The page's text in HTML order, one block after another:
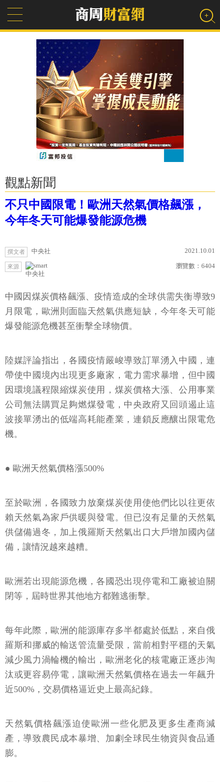
觀點新聞
不只中國限電！歐洲天然氣價格飆漲，
今年冬天可能爆發能源危機
撰文者 中央社 2021.10.01
來源
中央社
瀏覽數： 6404
中國因煤炭價格飆漲、疫情造成的全球供需失衡導致9
月限電，歐洲則面臨天然氣供應短缺，今年冬天可能
爆發能源危機甚至衝擊全球物價。
陸媒評論指出，各國疫情嚴峻導致訂單湧入中國，連
帶使中國境內出現更多廠家，電力需求暴增，但中國
因環境議程限縮煤炭使用，煤炭價格大漲、公用事業
公司無法購買足夠燃煤發電，中央政府又回頭遏止這
波接單湧出的低端高耗能產業，連鎖反應釀出限電危
機。
● 歐洲天然氣價格漲500%
至於歐洲，各國致力放棄煤炭使用使他們比以往更依
賴天然氣為家戶供暖與發電。但已沒有足量的天然氣
供儲備過冬，加上俄羅斯天然氣出口大戶增加國內儲
備，讓情況越來越糟。
歐洲若出現能源危機，各國恐出現停電和工廠被迫關
閉等，屆時世界其他地方都難逃衝擊。
每年此際，歐洲的能源庫存多半都處於低點，來自俄
羅斯和挪威的輸送管流量受限，當前相對平穩的天氣
減少風力渦輪機的輸出，歐洲老化的核電廠正逐步淘
汰或更容易停電，讓歐洲天然氣價格在過去一年飆升
近500%，交易價格逼近史上最高紀錄。
天然氣價格飆漲迫使歐洲一些化肥及更多生產商減
產，導致農民成本暴增、加劇全球民生物資與食品通
膨。